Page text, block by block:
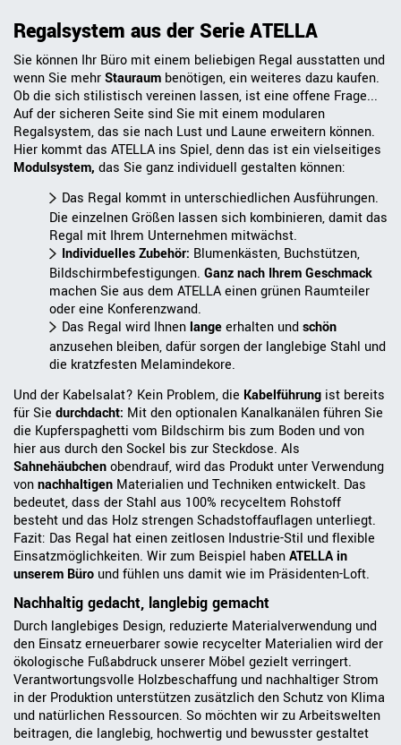
Regalsystem aus der Serie ATELLA
Sie können Ihr Büro mit einem beliebigen Regal ausstatten und
wenn Sie mehrStauraum benötigen, ein weiteres dazu kaufen.
Ob die sich stilistisch vereinen lassen, ist eine offene Frage...
Auf der sicheren Seite sind Sie mit einem modularen
Regalsystem, das sie nach Lust und Laune erweitern können.
Hier kommt das ATELLA ins Spiel, denn das ist ein vielseitiges
Modulsystem, das Sie ganz individuell gestalten können:
Das Regal kommt in unterschiedlichen Ausführungen.
Die einzelnen Größen lassen sich kombinieren, damit das
Regal mit Ihrem Unternehmen mitwächst.
Individuelles Zubehör: Blumenkästen, Buchstützen,
Bildschirmbefestigungen. Ganz nach Ihrem Geschmack
machen Sie aus dem ATELLA einen grünen Raumteiler
oder eine Konferenzwand.
Das Regal wird Ihnenlangeerhalten undschön
anzusehen bleiben, dafür sorgen der langlebige Stahl und
die kratzfesten Melamindekore.
Und der Kabelsalat? Kein Problem, die Kabelführung ist bereits
für Sie durchdacht: Mit den optionalen Kanalkanälen führen Sie
die Kupferspaghetti vom Bildschirm bis zum Boden und von
hier aus durch den Sockel bis zur Steckdose. Als
Sahnehäubchenobendrauf, wird das Produkt unter Verwendung
vonnachhaltigen Materialien und Techniken entwickelt. Das
bedeutet, dass der Stahl aus 100% recyceltem Rohstoff
besteht und das Holz strengen Schadstoffauflagen unterliegt.
Fazit: Das Regal hat einen zeitlosen Industrie-Stil und flexible
Einsatzmöglichkeiten. Wir zum Beispiel habenATELLA in
unserem Büro und fühlen uns damit wie im Präsidenten-Loft.
Nachhaltig gedacht, langlebig gemacht
Durch langlebiges Design, reduzierte Materialverwendung und
den Einsatz erneuerbarer sowie recycelter Materialien wird der
ökologische Fußabdruck unserer Möbel gezielt verringert.
Verantwortungsvolle Holzbeschaffung und nachhaltiger Strom
in der Produktion unterstützen zusätzlich den Schutz von Klima
und natürlichen Ressourcen. So möchten wir zu Arbeitswelten
beitragen, die langlebig, hochwertig und bewusster gestaltet